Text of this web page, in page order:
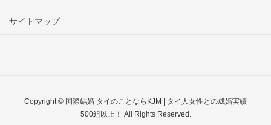
サイトマップ
Copyright © 国際結婚 タイのことならKJM | タイ人女性との成婚実績
500組以上！ All Rights Reserved.